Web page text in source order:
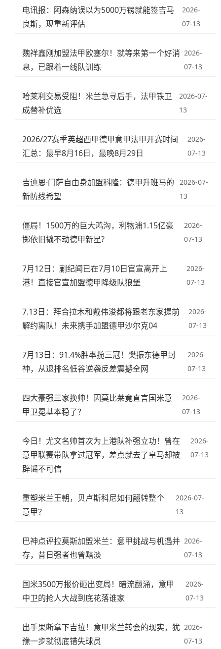
电讯报：阿森纳误以为5000万镑就能签吉马
良斯，现重新评估
2026-
07-13
魏祥鑫刚加盟法甲欧塞尔！就等来第一个好消
息，已跟着一线队训练
2026-
07-13
哈莱利交易受阻！米兰急寻后手，法甲铁卫
成替补优选
2026-07-
13
2026/27赛季英超西甲德甲意甲法甲开赛时间
汇总：最早8月16日，最晚8月29日
2026-
07-13
吉迪恩·门萨自由身加盟科隆：德甲升班马的
新防线希望
2026-07-
13
僵局！1500万的巨大鸿沟，利物浦1.15亿豪
掷依旧撬不动德甲新星?
2026-
07-13
7月12日：蒯纪闻已在7月10日官宣离开上
港！直接官宣加盟德甲降级队狼堡
2026-
07-13
7.13日：拜合拉木和戴伟浚都将跟老东家提前
解约离队！未来携手加盟德甲沙尔克04
2026-
07-13
7月13日：91.4%胜率揽三冠！樊振东德甲封
神，从退排名低谷逆袭反差震撼全网
2026-
07-13
四大豪强三家换帅！因莫比莱竟直言国米意
甲卫冕基本稳了？
2026-
07-13
今日！尤文名帅首次为上港队补强立功！曾在
意甲联赛带队拿过冠军，差点就去了皇马却被
辟谣不可信
2026-
07-13
重塑米兰王朝，贝卢斯科尼如何翻转整个
意甲？
2026-07-
13
巴神点评拉莫斯加盟米兰：意甲挑战与机遇并
存，昔日强者也曾黯淡
2026-
07-13
国米3500万报价砸出变局！暗流翻涌，意甲
中卫的抢人大战到底花落谁家
2026-
07-13
出手果断拿下吉拉！意甲米兰转会的现实，犹
豫一步就彻底错失球员
2026-
07-13